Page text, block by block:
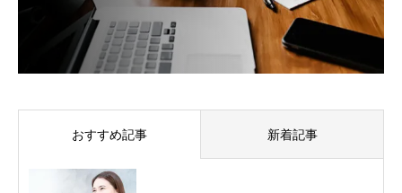
おすすめ記事 新着記事